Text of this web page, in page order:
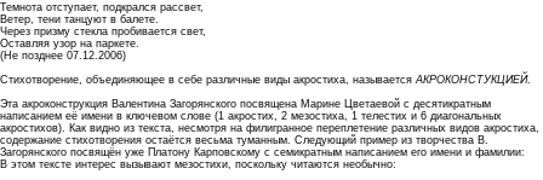
Темнота отступает, подкрался рассвет,
Ветер, тени танцуют в балете.
Через призму стекла пробивается свет,
Оставляя узор на паркете.
(Не позднее 07.12.2006)
Стихотворение, объединяющее в себе различные виды акростиха, называется АКРОКОНСТУКЦИЕЙ.
Эта акроконструкция Валентина Загорянского посвящена Марине Цветаевой с десятикратным
написанием её имени в ключевом слове (1 акростих, 2 мезостиха, 1 телестих и 6 диагональных
акростихов). Как видно из текста, несмотря на филигранное переплетение различных видов акростиха,
содержание стихотворения остаётся весьма туманным. Следующий пример из творчества В.
Загорянского посвящён уже Платону Карповскому с семикратным написанием его имени и фамилии:
В этом тексте интерес вызывают мезостихи, поскольку читаются необычно: